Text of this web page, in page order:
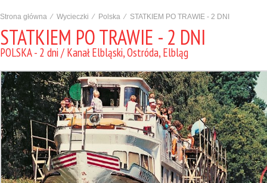
Strona główna ⁄ Wycieczki ⁄ Polska ⁄ STATKIEM PO TRAWIE - 2 DNI
STATKIEM PO TRAWIE - 2 DNI
POLSKA - 2 dni / Kanał Elbląski, Ostróda, Elbląg